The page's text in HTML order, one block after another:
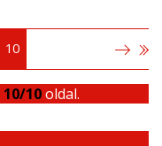
10
10/10oldal.